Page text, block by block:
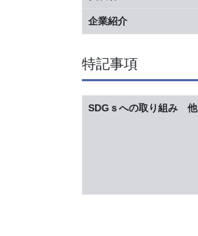
企業紹介
特記事項
SDGｓへの取り組み 他